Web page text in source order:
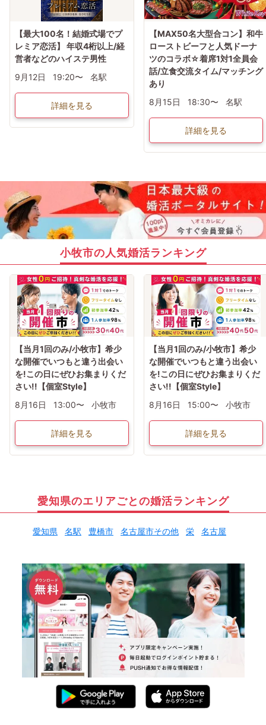
【最大100名！結婚式場でプ
レミア恋活】 年収4桁以上/経
営者などのハイステ男性
9月12日
19:20〜 名駅
詳細を見る
【MAX50名大型合コン】和牛
ローストビーフと人気ドーナ
ツのコラボ☆着席1対1全員会
話/立食交流タイム/マッチング
あり
8月15日
18:30〜 名駅
詳細を見る
小牧市の人気婚活ランキング
【当月1回のみ/小牧市】希少
な開催でいつもと違う出会い
を!この日にぜひお集まりくだ
さい!!【個室Style】
8月16日
13:00〜 小牧市
詳細を見る
【当月1回のみ/小牧市】希少
な開催でいつもと違う出会い
を!この日にぜひお集まりくだ
さい!!【個室Style】
8月16日
15:00〜 小牧市
詳細を見る
愛知県のエリアごとの婚活ランキング
愛知県 名駅 豊橋市 名古屋市その他 栄 名古屋